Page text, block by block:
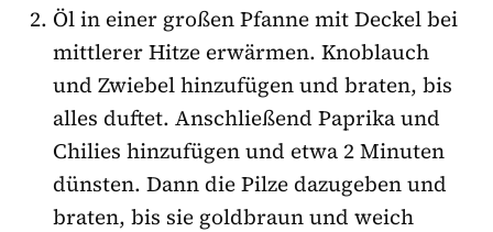
Öl in einer großen Pfanne mit Deckel bei
mittlerer Hitze erwärmen. Knoblauch
und Zwiebel hinzufügen und braten, bis
alles duftet. Anschließend Paprika und
Chilies hinzufügen und etwa 2 Minuten
dünsten. Dann die Pilze dazugeben und
braten, bis sie goldbraun und weich